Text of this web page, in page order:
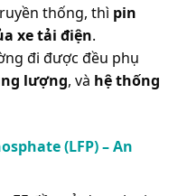
thống, thì pin
xe tải điện.
đi được đều phụ
lượng, và hệ thống
(LFP) – An